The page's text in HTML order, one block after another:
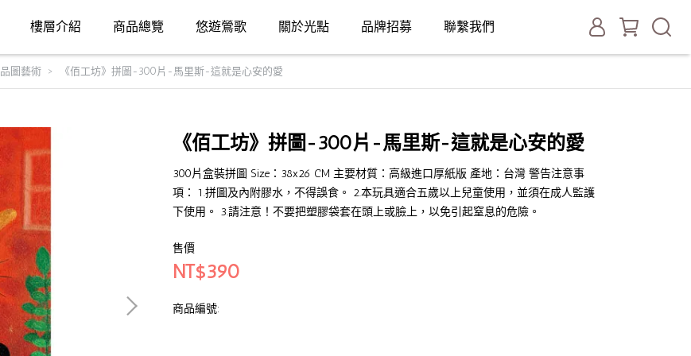
樓層介紹 商品總覽 悠遊鶯歌 關於光點 品牌招募 聯繫我們
品圖藝術 《佰工坊》拼圖-300片-馬里斯-這就是心安的愛
《佰工坊》拼圖-300片-馬里斯-這就是心安的愛
300片盒裝拼圖 Size：38x26 CM 主要材質：高級進口厚紙版 產地：台灣 警告注意事
項： 1.拼圖及內附膠水，不得誤食。 2.本玩具適合五歲以上兒童使用，並須在成人監護
下使用。 3.請注意！不要把塑膠袋套在頭上或臉上，以免引起窒息的危險。
售價
NT$390
商品編號: